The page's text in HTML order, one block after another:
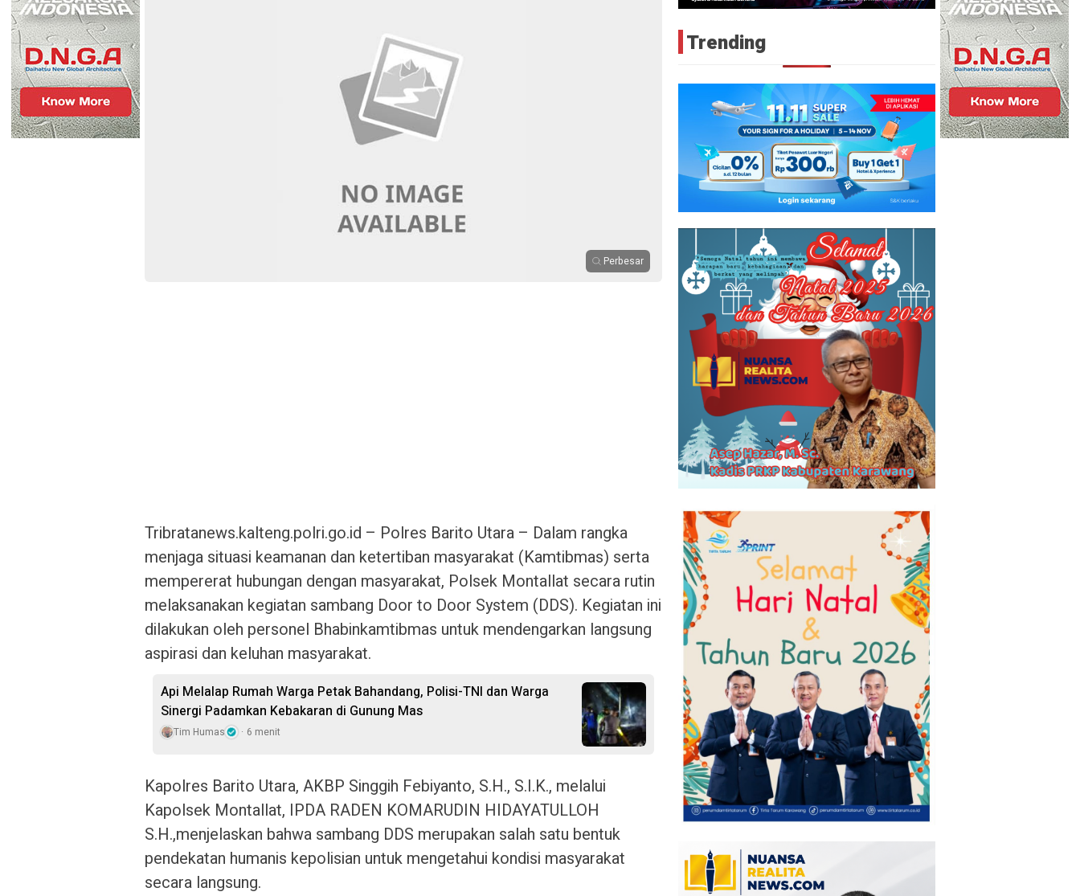
Perbesar
Tribratanews.kalteng.polri.go.id – Polres Barito Utara – Dalam rangka
menjaga situasi keamanan dan ketertiban masyarakat (Kamtibmas) serta
mempererat hubungan dengan masyarakat, Polsek Montallat secara rutin
melaksanakan kegiatan sambang Door to Door System (DDS). Kegiatan ini
dilakukan oleh personel Bhabinkamtibmas untuk mendengarkan langsung
aspirasi dan keluhan masyarakat.
Api Melalap Rumah Warga Petak Bahandang, Polisi-TNI dan Warga
Sinergi Padamkan Kebakaran di Gunung Mas
Tim Humas 6 menit
Kapolres Barito Utara, AKBP Singgih Febiyanto, S.H., S.I.K., melalui
Kapolsek Montallat, IPDA RADEN KOMARUDIN HIDAYATULLOH
S.H.,menjelaskan bahwa sambang DDS merupakan salah satu bentuk
pendekatan humanis kepolisian untuk mengetahui kondisi masyarakat
secara langsung.
Trending